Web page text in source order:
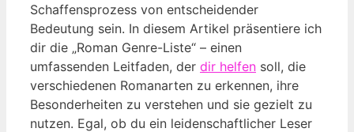
Schaffensprozess von entscheidender
Bedeutung sein. In diesem Artikel präsentiere ich
dir die „Roman Genre-Liste“ – einen
umfassenden Leitfaden, der dir helfen soll, die
verschiedenen Romanarten zu erkennen, ihre
Besonderheiten zu verstehen und sie gezielt zu
nutzen. Egal, ob du ein leidenschaftlicher Leser